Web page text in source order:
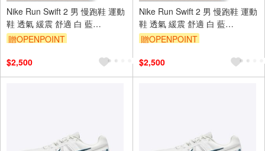
Nike Run Swift 2 男 慢跑鞋 運動
鞋 透氣 緩震 舒適 白 藍
[CU3517-101]
贈OPENPOINT
$2,500
Nike Run Swift 2 男 慢跑鞋 運動
鞋 透氣 緩震 舒適 白 藍
[CU3517-101]
贈OPENPOINT
$2,500